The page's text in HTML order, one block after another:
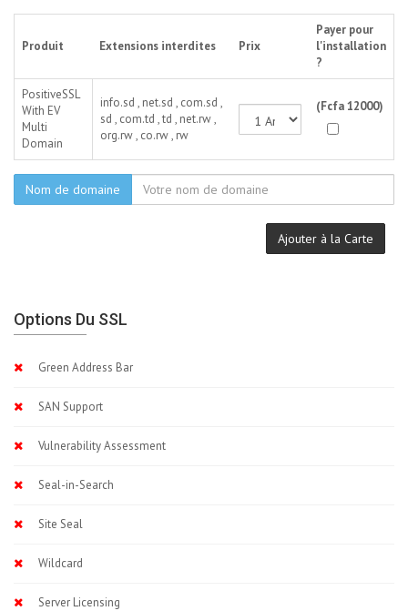
Produit Extensions interdites Prix
Payer pour
l'installation
?
PositiveSSL
With EV
Multi
Domain
info.sd , net.sd , com.sd ,
sd , com.td , td , net.rw ,
org.rw , co.rw , rw
(Fcfa 12000)
Nom de domaine
Ajouter à la Carte
Options Du SSL
Green Address Bar
SAN Support
Vulnerability Assessment
Seal-in-Search
Site Seal
Wildcard
Server Licensing